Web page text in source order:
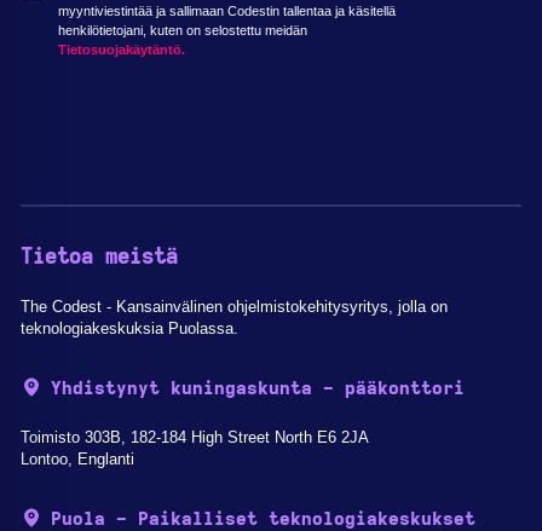
myyntiviestintää ja sallimaan Codestin tallentaa ja käsitellä
henkilötietojani, kuten on selostettu meidän
Tietosuojakäytäntö.
Tietoa meistä
The Codest - Kansainvälinen ohjelmistokehitysyritys, jolla on
teknologiakeskuksia Puolassa.
Yhdistynyt kuningaskunta - pääkonttori
Toimisto 303B, 182-184 High Street North E6 2JA
Lontoo, Englanti
Puola - Paikalliset teknologiakeskukset